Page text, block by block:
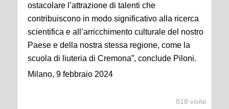
ostacolare l’attrazione di talenti che
contribuiscono in modo significativo alla ricerca
scientifica e all’arricchimento culturale del nostro
Paese e della nostra stessa regione, come la
scuola di liuteria di Cremona”, conclude Piloni.
Milano, 9 febbraio 2024
818 visite